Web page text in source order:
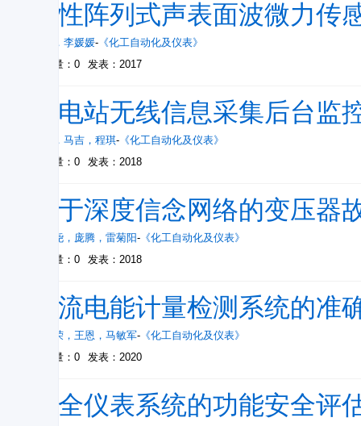
柔性阵列式声表面波微力传
， 李媛媛- 《化工自动化及仪表》
被引量：0
发表：2017
变电站无线信息采集后台监
， 马吉 ， 程琪- 《化工自动化及仪表》
被引量：0
发表：2018
基于深度信念网络的变压器
刘冰尧 ， 庞腾 ， 雷菊阳- 《化工自动化及仪表》
被引量：0
发表：2018
直流电能计量检测系统的准
计光荣 ， 王恩 ， 马敏军- 《化工自动化及仪表》
被引量：0
发表：2020
安全仪表系统的功能安全评